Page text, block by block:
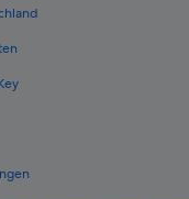
in Soltau
Wolterdingen